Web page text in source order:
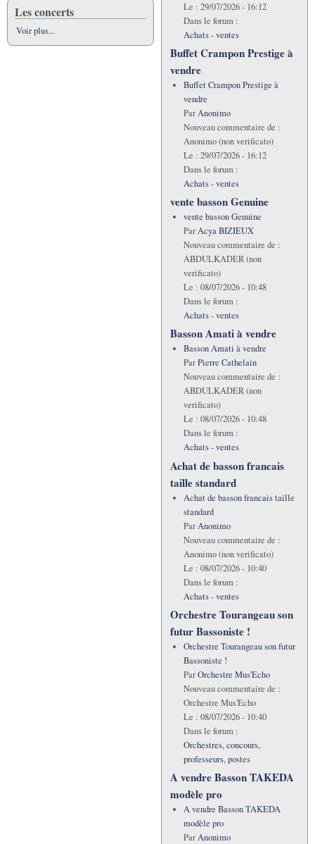
Les concerts
Voir plus...
Le : 29/07/2026 - 16:12
Dans le forum :
Achats - ventes
Buffet Crampon Prestige à
vendre
Buffet Crampon Prestige à
vendre
ParAnonimo
Nouveau commentaire de :
Anonimo (non verificato)
Le : 29/07/2026 - 16:12
Dans le forum :
Achats - ventes
vente basson Genuine
vente basson Genuine
ParAcya BIZIEUX
Nouveau commentaire de :
ABDULKADER (non
verificato)
Le : 08/07/2026 - 10:48
Dans le forum :
Achats - ventes
Basson Amati à vendre
Basson Amati à vendre
ParPierre Cathelain
Nouveau commentaire de :
ABDULKADER (non
verificato)
Le : 08/07/2026 - 10:48
Dans le forum :
Achats - ventes
Achat de basson francais
taille standard
Achat de basson francais taille
standard
ParAnonimo
Nouveau commentaire de :
Anonimo (non verificato)
Le : 08/07/2026 - 10:40
Dans le forum :
Achats - ventes
Orchestre Tourangeau son
futur Bassoniste !
Orchestre Tourangeau son futur
Bassoniste !
ParOrchestre Mus'Echo
Nouveau commentaire de :
Orchestre Mus'Echo
Le : 08/07/2026 - 10:40
Dans le forum :
Orchestres, concours,
professeurs, postes
A vendre Basson TAKEDA
modèle pro
A vendre Basson TAKEDA
modèle pro
ParAnonimo